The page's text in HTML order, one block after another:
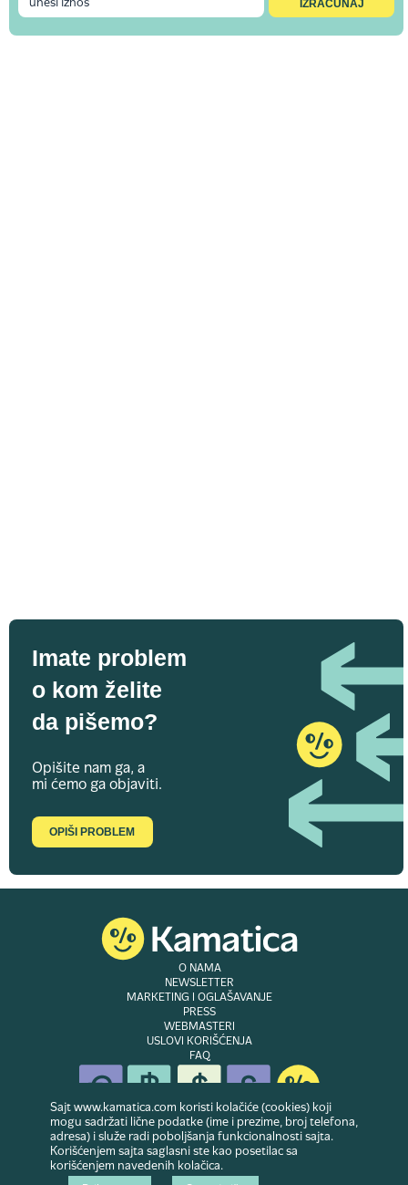
Imate problem
o kom želite
da pišemo?
Opišite nam ga, a
mi ćemo ga objaviti.
OPIŠI PROBLEM
O NAMA
NEWSLETTER
MARKETING I OGLAŠAVANJE
PRESS
WEBMASTERI
USLOVI KORIŠĆENJA
FAQ
© Copyright 2007-2026. Website developed & owned byDubes doo
zadržana
Sajt www.kamatica.com koristi kolačiće (cookies) koji
mogu sadržati lične podatke (ime i prezime, broj telefona,
adresa) i služe radi poboljšanja funkcionalnosti sajta.
Korišćenjem sajta saglasni ste kao posetilac sa
korišćenjem navedenih kolačica.